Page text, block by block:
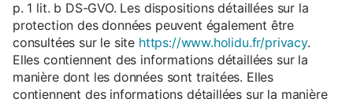
p. 1 lit. b DS-GVO. Les dispositions détaillées sur la
protection des données peuvent également être
consultées sur le site https://www.holidu.fr/privacy.
Elles contiennent des informations détaillées sur la
manière dont les données sont traitées. Elles
contiennent des informations détaillées sur la manière